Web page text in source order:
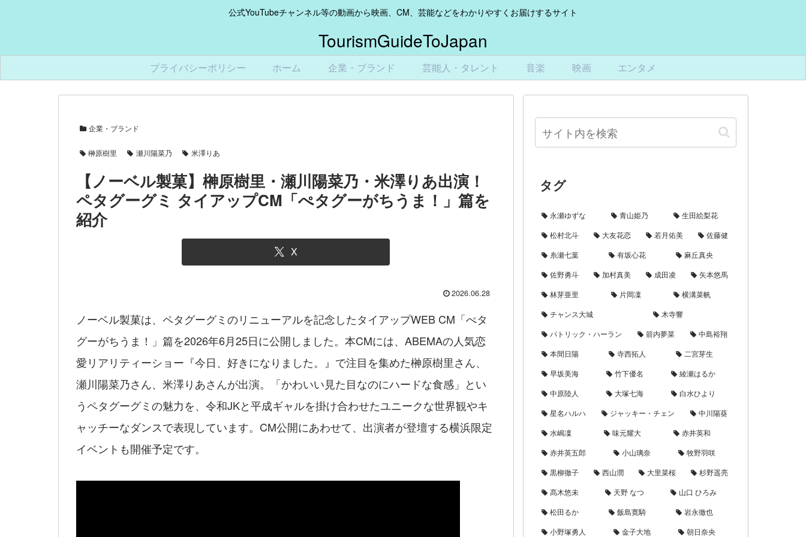
公式YouTubeチャンネル等の動画から映画、CM、芸能などをわかりやすくお届けするサイト
TourismGuideToJapan
プライバシーポリシー ホーム 企業・ブランド 芸能人・タレント 音楽 映画 エンタメ
企業・ブランド
榊原樹里 瀬川陽菜乃 米澤りあ
【ノーベル製菓】榊原樹里・瀬川陽菜乃・米澤りあ出演！
ペタグーグミ タイアップCM「ぺタグーがちうま！」篇を
紹介
X
2026.06.28
ノーベル製菓は、ペタグーグミのリニューアルを記念したタイアップWEB CM「ぺタ
グーがちうま！」篇を2026年6月25日に公開しました。本CMには、ABEMAの人気恋
愛リアリティーショー『今日、好きになりました。』で注目を集めた榊原樹里さん、
瀬川陽菜乃さん、米澤りあさんが出演。「かわいい見た目なのにハードな食感」とい
うペタグーグミの魅力を、令和JKと平成ギャルを掛け合わせたユニークな世界観やキ
ャッチーなダンスで表現しています。CM公開にあわせて、出演者が登壇する横浜限定
イベントも開催予定です。
タグ
永瀬ゆずな 青山姫乃
生田絵梨花
松村北斗
大友花恋 若月佑美
佐藤健
糸瀬七葉
有坂心花
麻丘真央
佐野勇斗
加村真美 成田凌
矢本悠馬
林芽亜里
片岡凜
横溝菜帆
チャンス大城
木寺響
パトリック・ハーラン
箭内夢菜
中島裕翔
本間日陽
寺西拓人
二宮芽生
早坂美海
竹下優名
綾瀬はるか
中原陸人
大塚七海
白水ひより
星名ハルハ
ジャッキー・チェン
中川陽葵
水嶋凜
味元耀大
赤井英和
赤井英五郎
小山璃奈
牧野羽咲
黒柳徹子
西山潤 大里菜桜
杉野遥亮
髙木悠未
天野 なつ
山口 ひろみ
松田るか
飯島寛騎
岩永徹也
小野塚勇人
金子大地 朝日奈央